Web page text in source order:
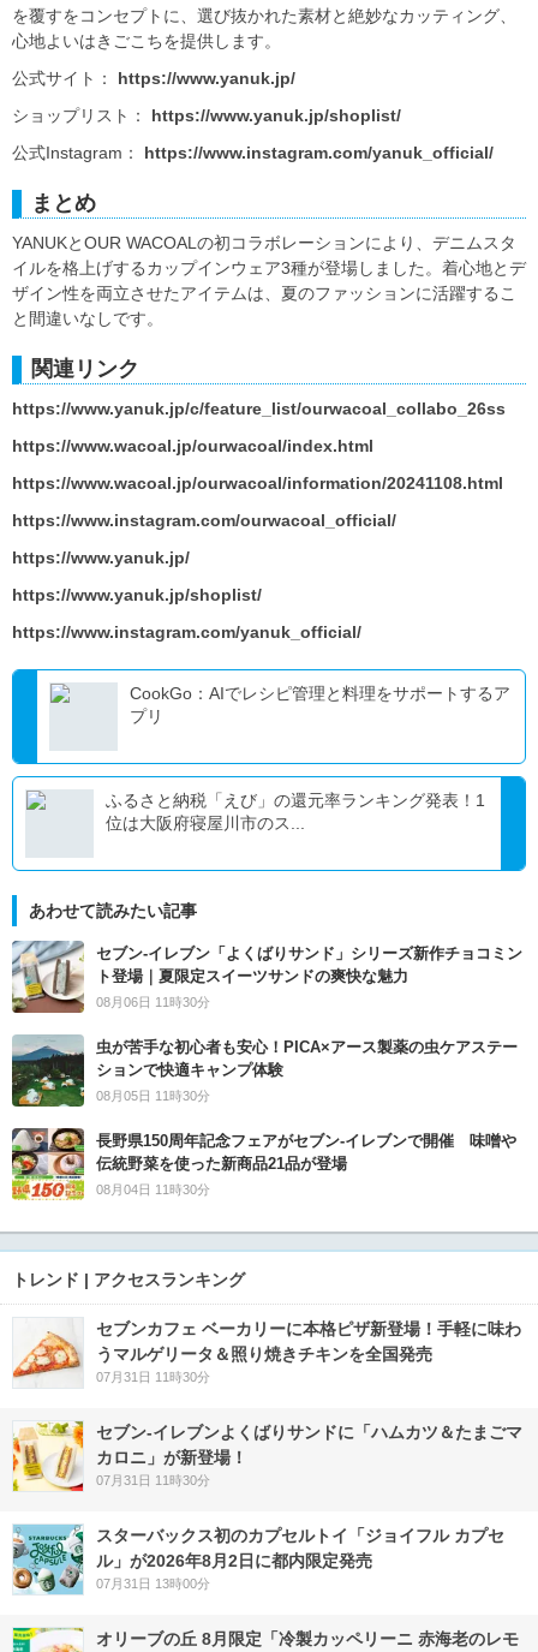
を覆すをコンセプトに、選び抜かれた素材と絶妙なカッティング、
心地よいはきごこちを提供します。
公式サイト： https://www.yanuk.jp/
ショップリスト： https://www.yanuk.jp/shoplist/
公式Instagram： https://www.instagram.com/yanuk_official/
まとめ
YANUKとOUR WACOALの初コラボレーションにより、デニムスタ
イルを格上げするカップインウェア3種が登場しました。着心地とデ
ザイン性を両立させたアイテムは、夏のファッションに活躍するこ
と間違いなしです。
関連リンク
https://www.yanuk.jp/c/feature_list/ourwacoal_collabo_26ss
https://www.wacoal.jp/ourwacoal/index.html
https://www.wacoal.jp/ourwacoal/information/20241108.html
https://www.instagram.com/ourwacoal_official/
https://www.yanuk.jp/
https://www.yanuk.jp/shoplist/
https://www.instagram.com/yanuk_official/
CookGo：AIでレシピ管理と料理をサポートするア
プリ
ふるさと納税「えび」の還元率ランキング発表！1
位は大阪府寝屋川市のス...
あわせて読みたい記事
セブン‐イレブン「よくばりサンド」シリーズ新作チョコミン
ト登場｜夏限定スイーツサンドの爽快な魅力
08月06日 11時30分
虫が苦手な初心者も安心！PICA×アース製薬の虫ケアステー
ションで快適キャンプ体験
08月05日 11時30分
長野県150周年記念フェアがセブン-イレブンで開催 味噌や
伝統野菜を使った新商品21品が登場
08月04日 11時30分
トレンド | アクセスランキング
セブンカフェ ベーカリーに本格ピザ新登場！手軽に味わ
うマルゲリータ＆照り焼きチキンを全国発売
07月31日 11時30分
セブン‐イレブンよくばりサンドに「ハムカツ＆たまごマ
カロニ」が新登場！
07月31日 11時30分
スターバックス初のカプセルトイ「ジョイフル カプセ
ル」が2026年8月2日に都内限定発売
07月31日 13時00分
オリーブの丘 8月限定「冷製カッペリーニ 赤海老のレモ